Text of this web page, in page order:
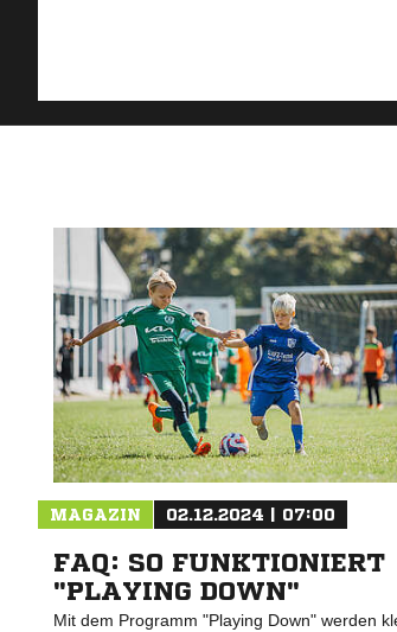
MAGAZIN 02.12.2024 | 07:00
FAQ: SO FUNKTIONIERT
"PLAYING DOWN"
Mit dem Programm "Playing Down" werden